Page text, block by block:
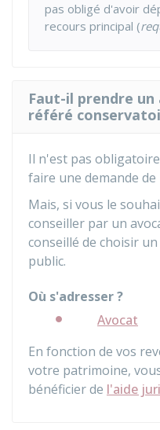
pas obligé d'avoir
recours principal (
Faut-il prendre
référé
Il n'est pas
faire une demande
Mais, si vous le
conseiller par un
conseillé de choisir
public.
Où s'adresser ?
Avocat
En fonction de vos
votre patrimoine,
bénéficier de l'aide